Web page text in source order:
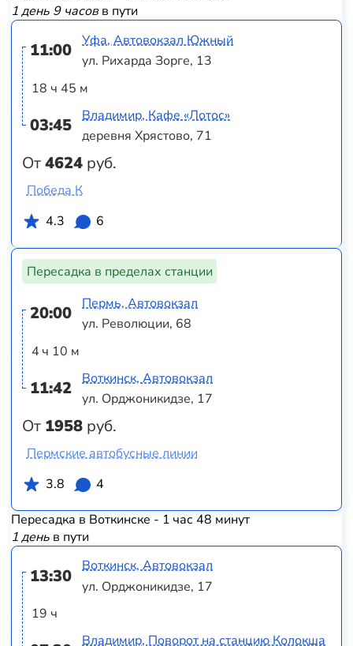
1 день 9 часовв пути
11:00
18 ч 45 м
03:45
От4624 руб.
Уфа, Автовокзал Южный
ул. Рихарда Зорге, 13
Владимир, Кафе «Лотос»
деревня Хрястово, 71
Победа К
4.3
6
Пересадка в пределах станции
20:00
4 ч 10 м
11:42
От 1958 руб.
Пермь, Автовокзал
ул. Революции, 68
Воткинск, Автовокзал
ул. Орджоникидзе, 17
Пермские автобусные линии
3.8
4
Пересадка в Воткинске - 1 час 48 минут
1 деньв пути
13:30
19 ч
Воткинск, Автовокзал
ул. Орджоникидзе, 17
Владимир, Поворот на станцию Колокша